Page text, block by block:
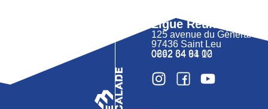
Ligue Réunion FFME
125 avenue du Général
97436 Saint Leu
0262 34 91 02
0692 64 64 10